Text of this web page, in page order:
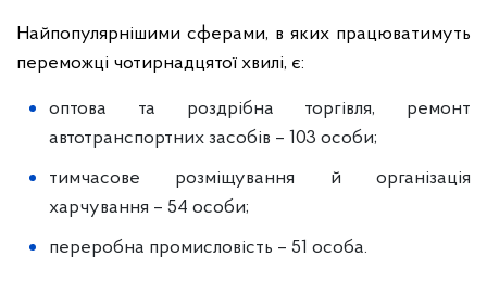
Найпопулярнішими сферами, в яких працюватимуть
переможці чотирнадцятої хвилі, є:
оптова та роздрібна торгівля, ремонт
автотранспортних засобів – 103 особи;
тимчасове розміщування й організація
харчування – 54 особи;
переробна промисловість – 51 особа.